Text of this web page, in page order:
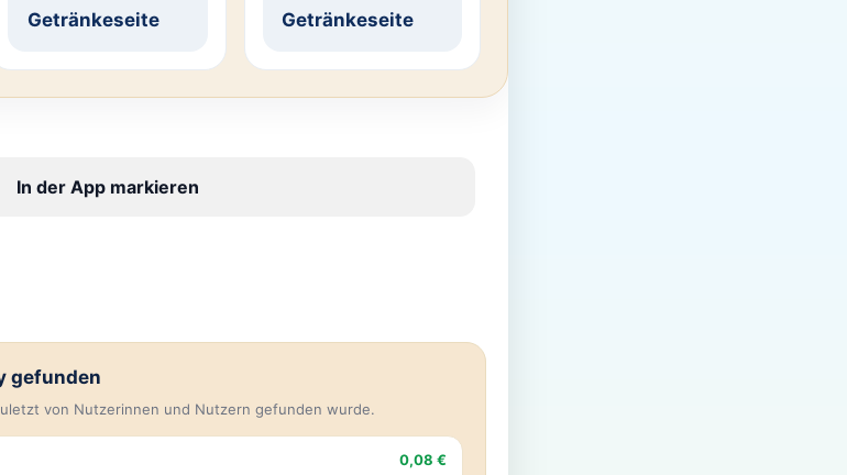
Getränkeseite
Getränkeseite
In der App markieren
gefunden
von Nutzerinnen und Nutzern gefunden wurde.
0,08 €